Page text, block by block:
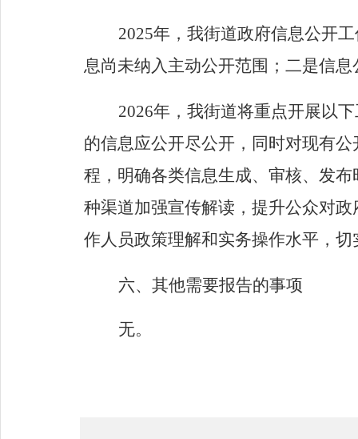
2025年，我街道政府信息公开
息尚未纳入主动公开范围 ；二是信
2026年 ， 我街道将重点开展以
的信息应公开尽公开，同时对现有
程，明确各类信息生成、审核、发
种渠道加强宣传解读，提升公众对
作人员政策理解和实务操作水平，
六、其他需要报告的事项
无。